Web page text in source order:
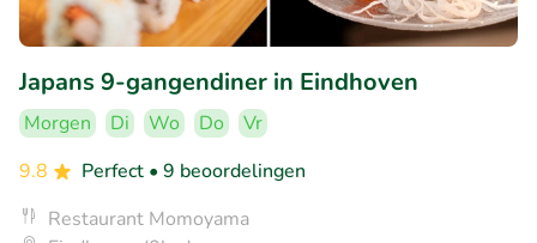
Japans 9-gangendiner in Eindhoven
Morgen Di Wo Do
Vr
9.8
Perfect • 9 beoordelingen
Restaurant Momoyama